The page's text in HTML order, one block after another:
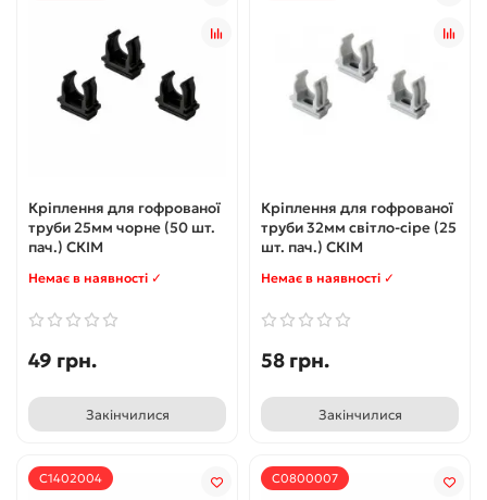
Кріплення для гофрованої
труби 25мм чорне (50 шт.
пач.) СКІМ
Немає в наявності ✓
49 грн.
Закінчилися
Кріплення для гофрованої
труби 32мм світло-сіре (25
шт. пач.) СКІМ
Немає в наявності ✓
58 грн.
Закінчилися
С1402004 С0800007